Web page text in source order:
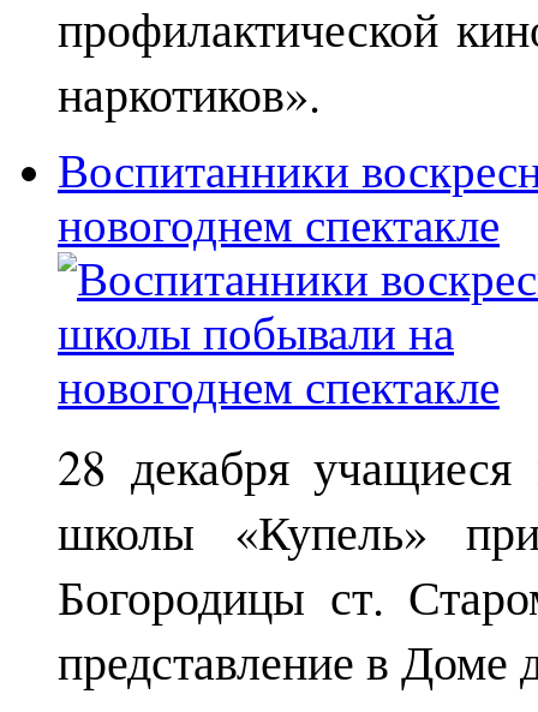
профилактической
наркотиков».
Воспитанники
новогоднем спектакле
28 декабря
школы «Купель»
Богородицы ст.
представление в Доме